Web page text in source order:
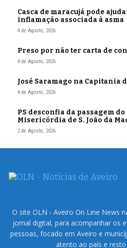
Casca de maracujá pode
inflamação associada à asma
4 de Agosto, 2026
Preso por não ter carta de
4 de Agosto, 2026
José Saramago na Capitania
4 de Agosto, 2026
PS desconfia da passagem
Misericórdia de S. João da
2 de Agosto, 2026
O site OLN - Aveiro On Line News
jornal digital, para acompanhar os
pessoas, focado em Aveiro e
atento ao país e